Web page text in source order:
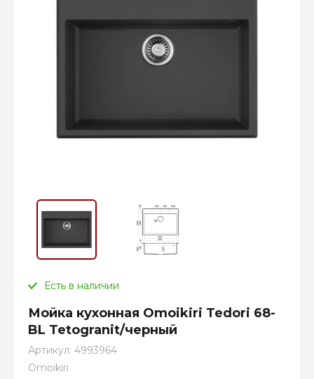
Есть в наличии
Мойка кухонная Omoikiri Tedori 68-
BL Tetogranit/черный
Артикул: 4993964
Omoikiri